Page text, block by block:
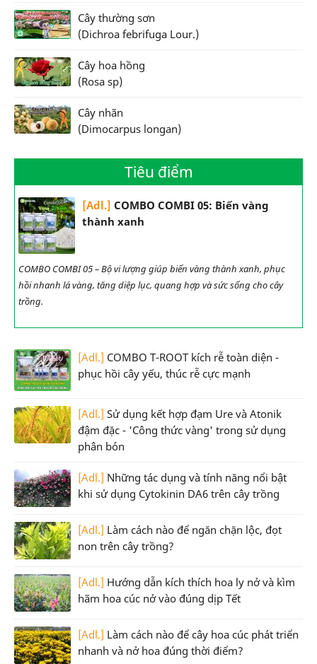
Cây thường sơn
(Dichroa febrifuga Lour.)
Cây hoa hồng
(Rosa sp)
Cây nhãn
(Dimocarpus longan)
Tiêu điểm
[Adl.] COMBO COMBI 05: Biến vàng
thành xanh
COMBO COMBI 05 – Bộ vi lượng giúp biến vàng thành xanh, phục
hồi nhanh lá vàng, tăng diệp lục, quang hợp và sức sống cho cây
trồng.
[Adl.] COMBO T-ROOT kích rễ toàn diện -
phục hồi cây yếu, thúc rễ cực mạnh
[Adl.] Sử dụng kết hợp đạm Ure và Atonik
đậm đặc - 'Công thức vàng' trong sử dụng
phân bón
[Adl.] Những tác dụng và tính năng nổi bật
khi sử dụng Cytokinin DA6 trên cây trồng
[Adl.] Làm cách nào để ngăn chặn lộc, đọt
non trên cây trồng?
[Adl.] Hướng dẫn kích thích hoa ly nở và kìm
hãm hoa cúc nở vào đúng dịp Tết
[Adl.] Làm cách nào để cây hoa cúc phát triển
nhanh và nở hoa đúng thời điểm?